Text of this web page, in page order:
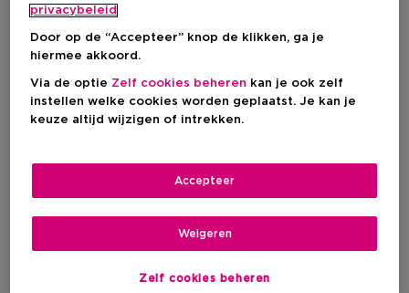
privacybeleid
Door op de “Accepteer” knop de klikken, ga je
hiermee akkoord.
Via de optie Zelf cookies beheren kan je ook zelf
instellen welke cookies worden geplaatst. Je kan je
keuze altijd wijzigen of intrekken.
Zelf cookies beheren
Weigeren
Accepteer